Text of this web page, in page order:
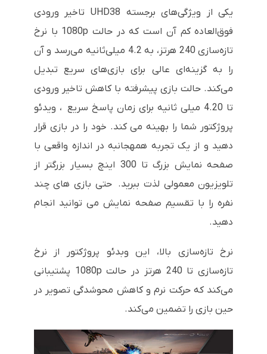
یکی از ویژگی‌های برجسته UHD38 تاخیر ورودی
فوق‌العاده کم آن است که در حالت 1080p با نرخ
تازه‌سازی 240 هرتز، به 4.2 میلی‌ثانیه می‌رسد و آن
را به گزینه‌ای عالی برای بازی‌های سریع تبدیل
می‌کند. حالت بازی پیشرفته با کاهش تاخیر ورودی
تا 4.20 میلی ثانیه برای زمان پاسخ سریع ، ویدئو
پروژکتور شما را بهینه می کند. خود را در بازی قرار
دهید و از یک تجربه همهجانبه در اندازه واقعی با
صفحه نمایش بزرگ تا 300 اینچ بسیار بزرگتر از
تلویزیون معمولی لذت ببرید. حتی بازی های چند
نفره را با تقسیم صفحه نمایش می توانید انجام
دهید.
نرخ تازه‌سازی بالا، این وبدئو پروژکتور از نرخ
تازه‌سازی تا 240 هرتز در حالت 1080p پشتیبانی
می‌کند که حرکت نرم و کاهش محوشدگی تصویر در
حین بازی را تضمین می‌کند.